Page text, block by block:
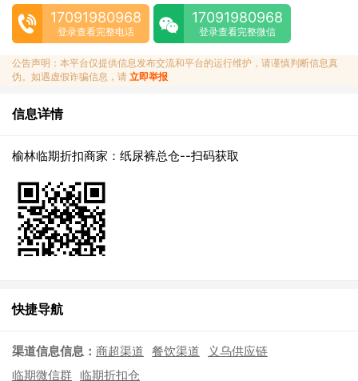
17091980968
登录查看完整电话
17091980968
登录查看完整微信
公告声明：本平台仅提供信息发布交流和平台的运行维护，请谨慎判断信息真
伪。如遇虚假诈骗信息，请 立即举报
信息详情
榆林临期折扣商家：纸尿裤总仓--扫码获取
快捷导航
渠道信息信息： 商超渠道 餐饮渠道
义乌供应链
临期微信群 临期折扣仓